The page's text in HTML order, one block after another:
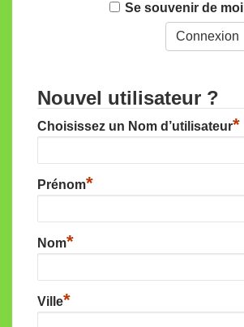
Se souvenir de moi
Nouvel utilisateur ?
Choisissez un Nom d’utilisateur*
Prénom*
Nom*
Ville*